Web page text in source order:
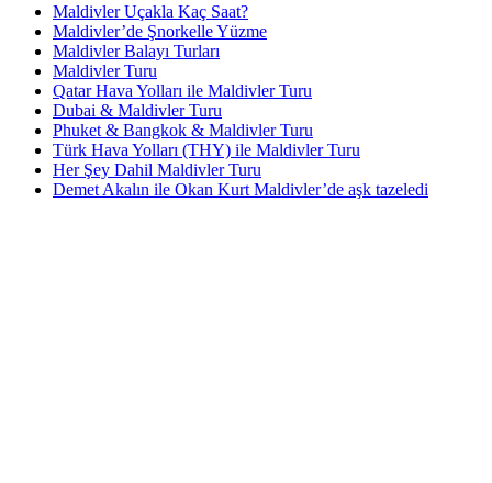
Maldivler Uçakla Kaç Saat?
Maldivler’de Şnorkelle Yüzme
Maldivler Balayı Turları
Maldivler Turu
Qatar Hava Yolları ile Maldivler Turu
Dubai & Maldivler Turu
Phuket & Bangkok & Maldivler Turu
Türk Hava Yolları (THY) ile Maldivler Turu
Her Şey Dahil Maldivler Turu
Demet Akalın ile Okan Kurt Maldivler’de aşk tazeledi